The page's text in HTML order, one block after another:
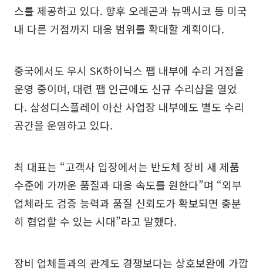
스를 제공하고 있다. 향후 오레곤과 뉴멕시코 등 미국
내 다른 거점까지 대응 범위를 확대할 계획이다.
중국에서도 우시 SK하이닉스 팹 내부에 수리 거점을
운영 중이며, 대련 팹 인근에도 신규 수리샵을 열었
다. 삼성디스플레이 아산 사업장 내부에도 별도 수리
공간을 운영하고 있다.
최 대표는 “고객사 입장에서는 반도체 장비 새 제품
수준에 가까운 품질과 대응 속도를 원한다”며 “외부
업체라도 검증 능력과 품질 신뢰도가 확보되면 충분
히 협업할 수 있는 시대”라고 말했다.
장비 업체들과의 관계도 경쟁보다는 상호보완에 가깝